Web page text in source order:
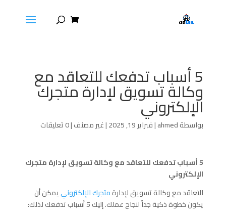
5 أسباب تدفعك للتعاقد مع
وكالة تسويق لإدارة متجرك
الإلكتروني
بواسطةahmed
|فبراير 19, 2025 |غير مصنف|0 تعليقات
5 أسباب تدفعك للتعاقد مع وكالة تسويق لإدارة متجرك
الإلكتروني
التعاقد مع وكالة تسويق لإدارةمتجرك الإلكترونييمكن أن
يكون خطوة ذكية جداً لنجاح عملك. إليك 5 أسباب تدفعك لذلك: